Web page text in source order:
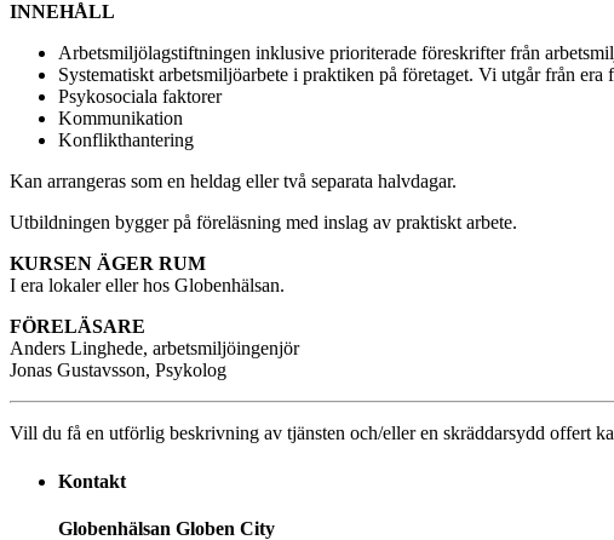
INNEHÅLL
Arbetsmiljölagstiftningen inklusive prioriterade föreskrifter från
Systematiskt arbetsmiljöarbete i praktiken på företaget. Vi utgår från era
Psykosociala faktorer
Kommunikation
Konflikthantering
Kan arrangeras som en heldag eller två separata halvdagar.
Utbildningen bygger på föreläsning med inslag av praktiskt arbete.
KURSEN ÄGER RUM
I era lokaler eller hos Globenhälsan.
FÖRELÄSARE
Anders Linghede, arbetsmiljöingenjör
Jonas Gustavsson, Psykolog
Vill du få en utförlig beskrivning av tjänsten och/eller en skräddarsydd offert
Kontakt
Globenhälsan Globen City